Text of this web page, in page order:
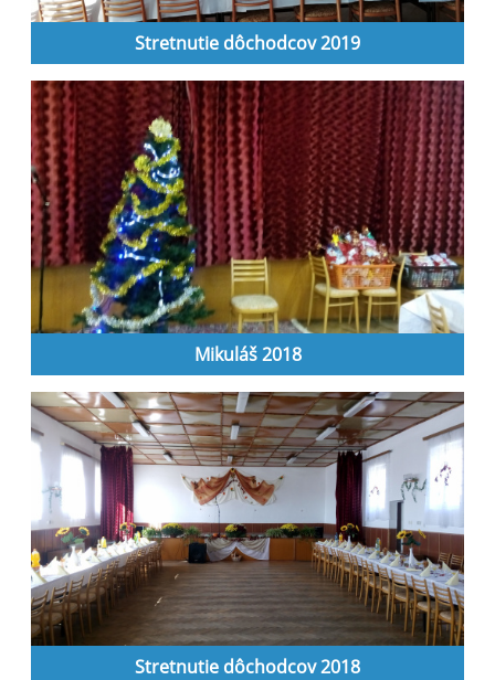
Stretnutie dôchodcov 2019
Mikuláš 2018
Stretnutie dôchodcov 2018